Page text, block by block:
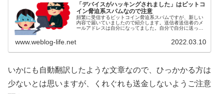
「デバイスがハッキングされました」はビットコ
イン脅迫系スパムなので注意
頻繁に受信するビットコイン脅迫系スパムですが、新しい
内容で届いていましたので紹介します。送信者送信者のメ
ールアドレスは自分になってました。自分で自分に送って
www.weblog-life.net 2022.03.10
いかにも自動翻訳したような文章なので、ひっかかる方は
少ないとは思いますが、くれぐれも送金しないようご注意